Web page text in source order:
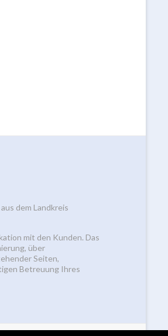
dem Landkreis
mit den Kunden. Das
über
Seiten,
Betreuung Ihres